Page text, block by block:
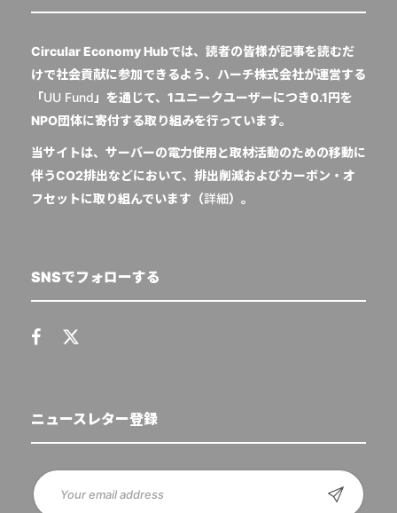
Circular Economy Hubでは、読者の皆様が記事を読むだ
けで社会貢献に参加できるよう、ハーチ株式会社が運営する
「UU Fund 」を通じて、1ユニークユーザーにつき0.1円を
NPO団体に寄付する取り組みを行っています。
当サイトは、サーバーの電力使用と取材活動のための移動に
伴うCO2排出などにおいて、排出削減およびカーボン・オ
フセットに取り組んでいます（詳細）。
SNSでフォローする
ニュースレター登録